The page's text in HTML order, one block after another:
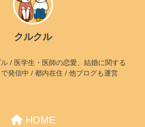
クルクル
/ 医学生・医師の恋愛、結婚に関する
発信中 / 都内在住 / 他ブログも運営
HOME